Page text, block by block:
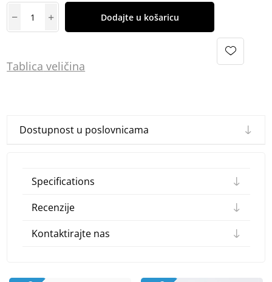
Dodajte u košaricu
Tablica veličina
Dostupnost u poslovnicama
Specifications
Recenzije
Kontaktirajte nas